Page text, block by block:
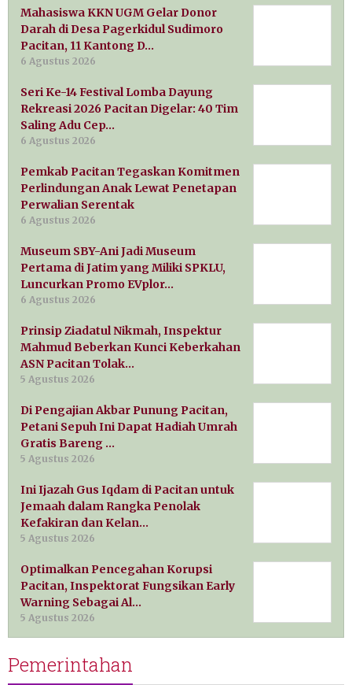
Mahasiswa KKN UGM Gelar Donor
Darah di Desa Pagerkidul Sudimoro
Pacitan, 11 Kantong D…
6 Agustus 2026
Seri Ke-14 Festival Lomba Dayung
Rekreasi 2026 Pacitan Digelar: 40 Tim
Saling Adu Cep…
6 Agustus 2026
Pemkab Pacitan Tegaskan Komitmen
Perlindungan Anak Lewat Penetapan
Perwalian Serentak
6 Agustus 2026
Museum SBY-Ani Jadi Museum
Pertama di Jatim yang Miliki SPKLU,
Luncurkan Promo EVplor…
6 Agustus 2026
Prinsip Ziadatul Nikmah, Inspektur
Mahmud Beberkan Kunci Keberkahan
ASN Pacitan Tolak…
5 Agustus 2026
Di Pengajian Akbar Punung Pacitan,
Petani Sepuh Ini Dapat Hadiah Umrah
Gratis Bareng …
5 Agustus 2026
Ini Ijazah Gus Iqdam di Pacitan untuk
Jemaah dalam Rangka Penolak
Kefakiran dan Kelan…
5 Agustus 2026
Optimalkan Pencegahan Korupsi
Pacitan, Inspektorat Fungsikan Early
Warning Sebagai Al…
5 Agustus 2026
Pemerintahan